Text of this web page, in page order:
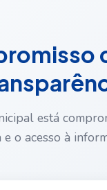
está
o acesso à